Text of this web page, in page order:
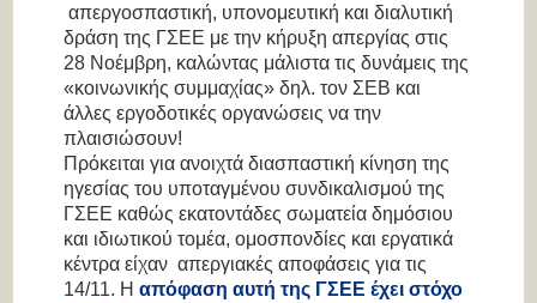
απεργοσπαστική, υπονομευτική και διαλυτική
δράση της ΓΣΕΕ με την κήρυξη απεργίας στις
28 Νοέμβρη, καλώντας μάλιστα τις δυνάμεις της
«κοινωνικής συμμαχίας» δηλ. τον ΣΕΒ και
άλλες εργοδοτικές οργανώσεις να την
πλαισιώσουν!
Πρόκειται για ανοιχτά διασπαστική κίνηση της
ηγεσίας του υποταγμένου συνδικαλισμού της
ΓΣΕΕ καθώς εκατοντάδες σωματεία δημόσιου
και ιδιωτικού τομέα, ομοσπονδίες και εργατικά
κέντρα είχαν απεργιακές αποφάσεις για τις
14/11. Ηαπόφαση αυτή της ΓΣΕΕ έχει στόχο